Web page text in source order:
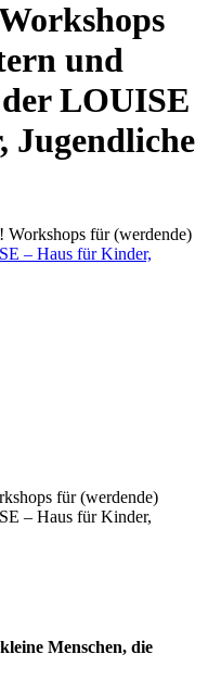
und
LOUISE
Jugendliche
Workshops für (werdende)
– Haus für Kinder,
für (werdende)
– Haus für Kinder,
Menschen, die